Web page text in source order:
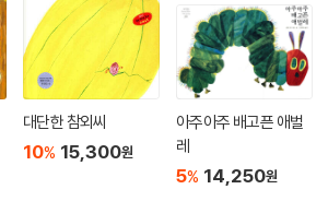
대단한 참외씨
10% 15,300원
아주아주 배고픈 애벌
레
5% 14,250원